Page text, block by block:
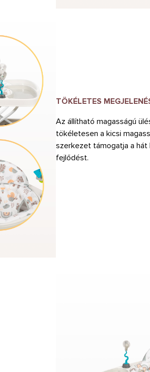
TÖKÉLETES
Az állítható magasságú
tökéletesen a kicsi
szerkezet támogatja a
fejlődést.